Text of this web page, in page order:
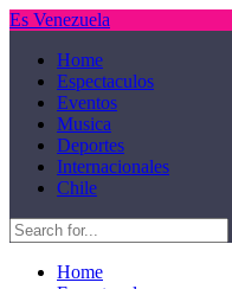
Es Venezuela
Home
Espectaculos
Eventos
Musica
Deportes
Internacionales
Chile
Home